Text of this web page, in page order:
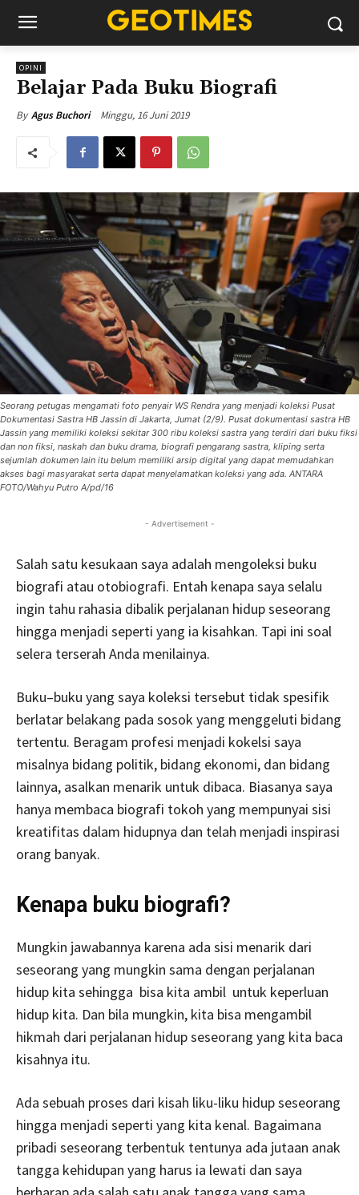
OPINI
Belajar Pada Buku Biografi
By Agus Buchori Minggu, 16 Juni 2019
Seorang petugas mengamati foto penyair WS Rendra yang menjadi koleksi Pusat
Dokumentasi Sastra HB Jassin di Jakarta, Jumat (2/9). Pusat dokumentasi sastra HB
Jassin yang memiliki koleksi sekitar 300 ribu koleksi sastra yang terdiri dari buku fiksi
dan non fiksi, naskah dan buku drama, biografi pengarang sastra, kliping serta
sejumlah dokumen lain itu belum memiliki arsip digital yang dapat memudahkan
akses bagi masyarakat serta dapat menyelamatkan koleksi yang ada. ANTARA
FOTO/Wahyu Putro A/pd/16
- Advertisement -
Salah satu kesukaan saya adalah mengoleksi buku
biografi atau otobiografi. Entah kenapa saya selalu
ingin tahu rahasia dibalik perjalanan hidup seseorang
hingga menjadi seperti yang ia kisahkan. Tapi ini soal
selera terserah Anda menilainya.
Buku–buku yang saya koleksi tersebut tidak spesifik
berlatar belakang pada sosok yang menggeluti bidang
tertentu. Beragam profesi menjadi kokelsi saya
misalnya bidang politik, bidang ekonomi, dan bidang
lainnya, asalkan menarik untuk dibaca. Biasanya saya
hanya membaca biografi tokoh yang mempunyai sisi
kreatifitas dalam hidupnya dan telah menjadi inspirasi
orang banyak.
Kenapa buku biografi?
Mungkin jawabannya karena ada sisi menarik dari
seseorang yang mungkin sama dengan perjalanan
hidup kita sehingga bisa kita ambil untuk keperluan
hidup kita. Dan bila mungkin, kita bisa mengambil
hikmah dari perjalanan hidup seseorang yang kita baca
kisahnya itu.
Ada sebuah proses dari kisah liku-liku hidup seseorang
hingga menjadi seperti yang kita kenal. Bagaimana
pribadi seseorang terbentuk tentunya ada jutaan anak
tangga kehidupan yang harus ia lewati dan saya